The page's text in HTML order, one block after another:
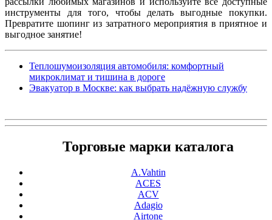
инструменты для того, чтобы делать выгодные покупки.
Превратите шопинг из затратного мероприятия в приятное и
выгодное занятие!
Теплошумоизоляция автомобиля: комфортный
микроклимат и тишина в дороге
Эвакуатор в Москве: как выбрать надёжную службу
Торговые марки каталога
A.Vahtin
ACES
ACV
Adagio
Airtone